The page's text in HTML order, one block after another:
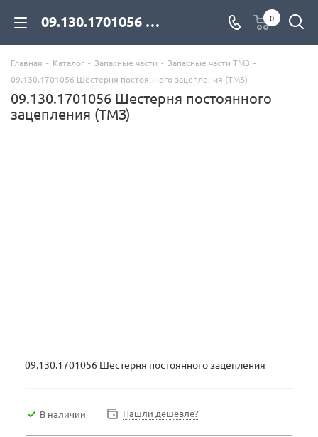
09.130.1701056 Шестерня постоянного зацепления (ТМЗ) для дизельных двигателей купить со склада с доставкой по цене официального дилера - компания Дизель Экспорт 0
Главная - Каталог - Запасные части - Запасные части ТМЗ -
09.130.1701056 Шестерня постоянного зацепления (ТМЗ)
09.130.1701056 Шестерня постоянного
зацепления (ТМЗ)
09.130.1701056 Шестерня постоянного зацепления
В наличии Нашли дешевле?